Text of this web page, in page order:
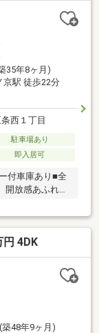
35年8ヶ月)
京駅 徒歩22分
西１丁目
駐車場あり
即入居可
付車庫あり■全
開放感あふれる
4DK
築48年9ヶ月)